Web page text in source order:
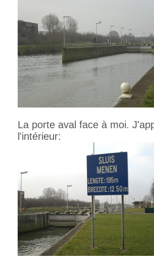
La porte aval face à moi.
l'intérieur: